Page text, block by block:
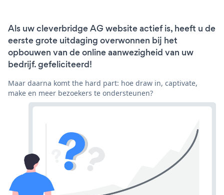
Als uw cleverbridge AG website actief is, heeft u de
eerste grote uitdaging overwonnen bij het
opbouwen van de online aanwezigheid van uw
bedrijf. gefeliciteerd!
Maar daarna komt the hard part: hoe draw in, captivate,
make en meer bezoekers te ondersteunen?